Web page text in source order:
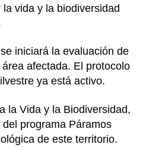
vida y la biodiversidad
iniciará la evaluación de
afectada. El protocolo
ya está activo.
la Vida y la Biodiversidad,
programa Páramos
de este territorio.